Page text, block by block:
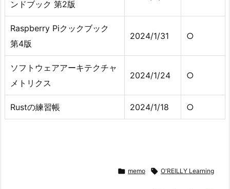
ンドブック 第2版
Raspberry Piクックブック
第4版
2024/1/31 ○
ソフトウェアアーキテクチャ
メトリクス
2024/1/24 ○
Rustの練習帳 2024/1/18 ○
 memo  O'REILLY Learning